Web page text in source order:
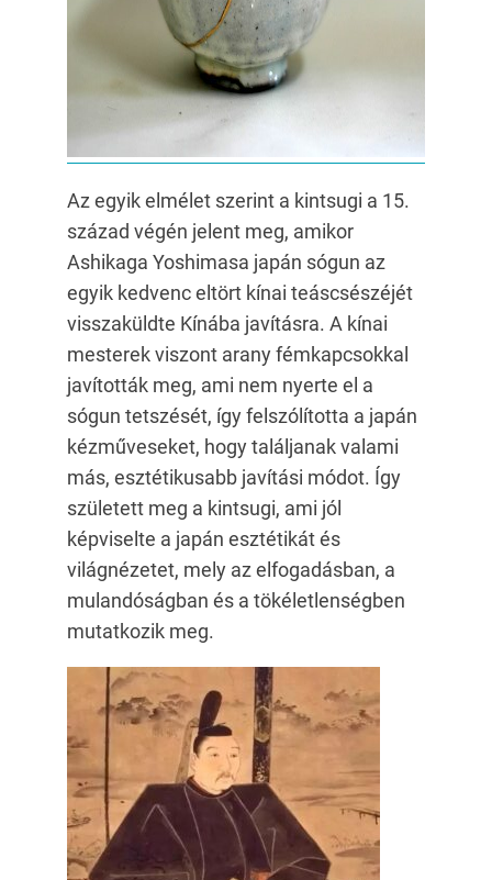
Az egyik elmélet szerint a kintsugi a 15.
század végén jelent meg, amikor
Ashikaga Yoshimasa japán sógun az
egyik kedvenc eltört kínai teáscsészéjét
visszaküldte Kínába javításra. A kínai
mesterek viszont arany fémkapcsokkal
javították meg, ami nem nyerte el a
sógun tetszését, így felszólította a japán
kézműveseket, hogy találjanak valami
más, esztétikusabb javítási módot. Így
született meg a kintsugi, ami jól
képviselte a japán esztétikát és
világnézetet, mely az elfogadásban, a
mulandóságban és a tökéletlenségben
mutatkozik meg.